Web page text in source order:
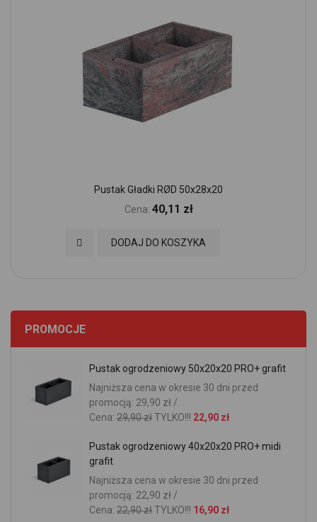
Pustak Gładki RØD 50x28x20
Cena: 40,11 zł
DODAJ DO KOSZYKA
Dodaj do Ulubionych
PROMOCJE
Pustak ogrodzeniowy 50x20x20 PRO+ grafit
Najniższa cena w okresie 30 dni przed
promocją: 29,90 zł /
Cena: 29,90 złTYLKO!!! 22,90 zł
Pustak ogrodzeniowy 40x20x20 PRO+ midi
grafit
Najniższa cena w okresie 30 dni przed
promocją: 22,90 zł /
Cena: 22,90 złTYLKO!!! 16,90 zł